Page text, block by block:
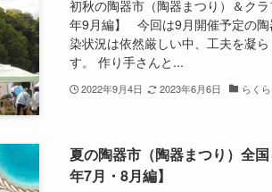
初秋の陶器市（陶器まつり）＆ク
年9月編】 今回は9月開催予定の
染状況は依然厳しい中、工夫を凝
す。 作り手さんと...
2022年9月4日 2023年6月6日 らく
夏の陶器市（陶器まつり）全
年7月・8月編】